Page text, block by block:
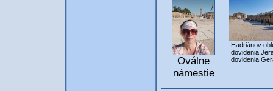
Oválne
námestie
Hadriánov
dovidenia
dovidenia